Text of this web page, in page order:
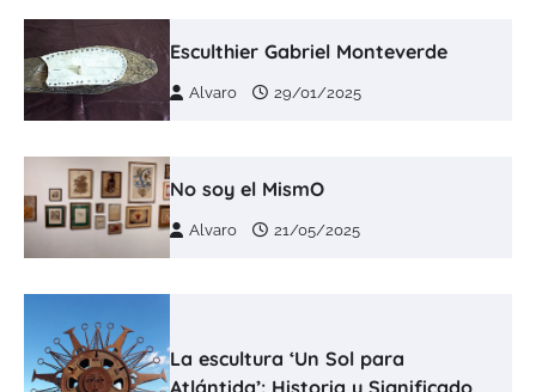
Esculthier Gabriel Monteverde
Alvaro 29/01/2025
No soy el MismO
Alvaro 21/05/2025
La escultura ‘Un Sol para
Atlántida’: Historia y Significado